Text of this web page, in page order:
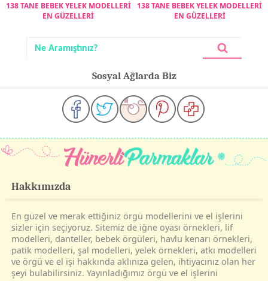
138 TANE BEBEK YELEK MODELLERİ
EN GÜZELLERİ
138 TANE BEBEK YELEK MODELLERİ
EN GÜZELLERİ
Sosyal Ağlarda Biz
Hakkımızda
En güzel ve merak ettiğiniz örgü modellerini ve el işlerini
sizler için seçiyoruz. Sitemiz de iğne oyası örnekleri, lif
modelleri, danteller, bebek örgüleri, havlu kenarı örnekleri,
patik modelleri, şal modelleri, yelek örnekleri, atkı modelleri
ve örgü ve el işi hakkında aklınıza gelen, ihtiyacınız olan her
şeyi bulabilirsiniz. Yayınladığımız örgü ve el işlerini